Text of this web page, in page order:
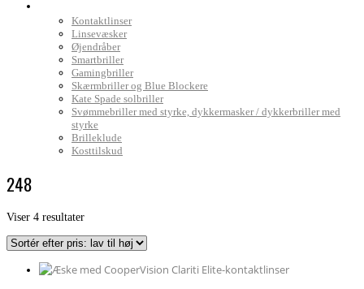
Kontaktlinser
Linsevæsker
Øjendråber
Smartbriller
Gamingbriller
Skærmbriller og Blue Blockere
Kate Spade solbriller
Svømmebriller med styrke, dykkermasker / dykkerbriller med
styrke
Brilleklude
Kosttilskud
248
Viser 4 resultaterSorteret
pris:
til